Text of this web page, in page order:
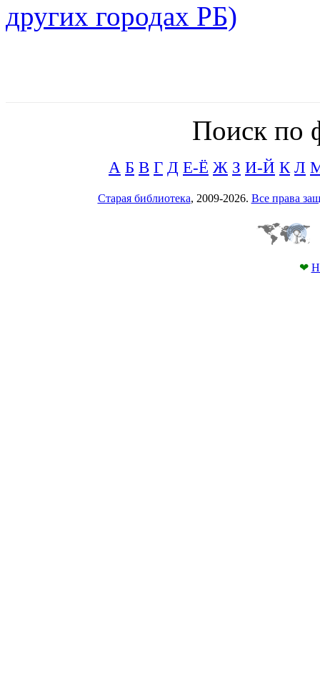
других городах РБ)
Поиск по
А Б В Г Д Е-Ё Ж З И-Й К Л
Старая библиотека, 2009-2026. Все права
❤